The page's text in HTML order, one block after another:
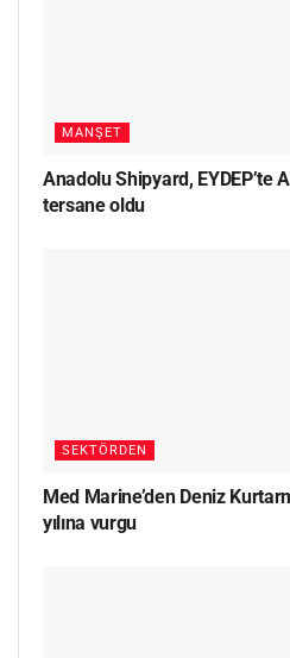
MANŞET
Anadolu Shipyard, EYDEP’te
tersane oldu
SEKTÖRDEN
Med Marine’den Deniz
yılına vurgu